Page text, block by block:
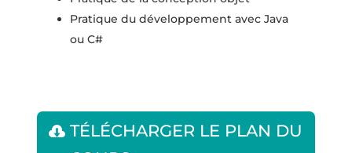
Pratique du développement avec Java
ou C#
TÉLÉCHARGER LE PLAN DU